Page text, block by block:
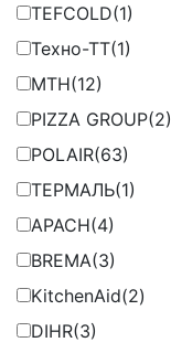
TEFCOLD(1)
Техно-ТТ(1)
MTH(12)
PIZZA GROUP(2)
POLAIR(63)
ТЕРМАЛЬ(1)
APACH(4)
BREMA(3)
KitchenAid(2)
DIHR(3)